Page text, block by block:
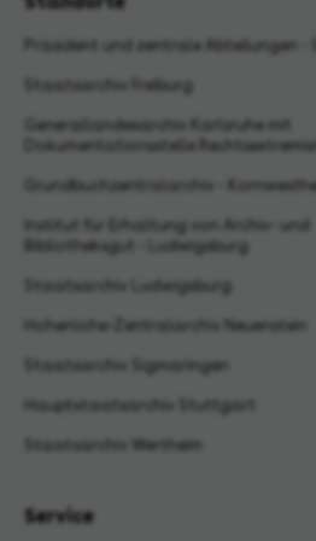
Präsident und zentrale Abteilungen -
Staatsarchiv Freiburg
Generallandesarchiv Karlsruhe mit
Dokumentationsstelle
Grundbuchzentralarchiv -
Institut für Erhaltung von Archiv- und
Bibliotheksgut - Ludwigsburg
Staatsarchiv Ludwigsburg
Hohenlohe-Zentralarchiv Neuenstein
Staatsarchiv Sigmaringen
Hauptstaatsarchiv Stuttgart
Staatsarchiv Wertheim
Service